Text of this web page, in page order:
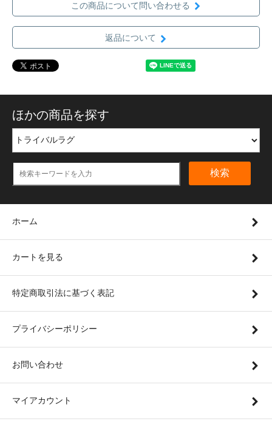
この商品について問い合わせる
返品について
ほかの商品を探す
検索
ホーム
カートを見る
特定商取引法に基づく表記
プライバシーポリシー
お問い合わせ
マイアカウント